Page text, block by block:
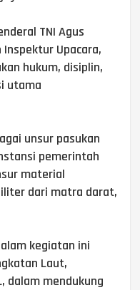
TNI Agus
Upacara,
hukum, disiplin,
utama
unsur pasukan
pemerintah
material
dari matra darat,
kegiatan ini
Laut,
dalam mendukung